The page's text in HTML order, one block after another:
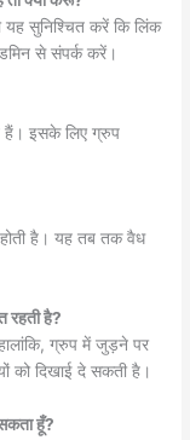
सुनिश्चित करें कि लिंक
से संपर्क करें।
हैं। इसके लिए ग्रुप
होती है। यह तब तक वैध
रहती है?
हालांकि, ग्रुप में जुड़ने पर
को दिखाई दे सकती है।
हूँ?